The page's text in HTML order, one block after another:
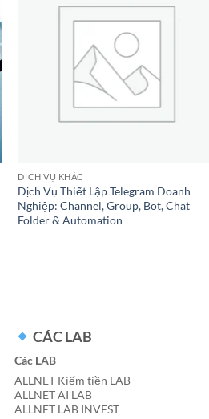
DỊCH VỤ KHÁC
Dịch Vụ Thiết Lập Telegram Doanh
Nghiệp: Channel, Group, Bot, Chat
Folder & Automation
CÁC LAB
Các LAB
ALLNET Kiếm tiền LAB
ALLNET AI LAB
ALLNET LAB INVEST